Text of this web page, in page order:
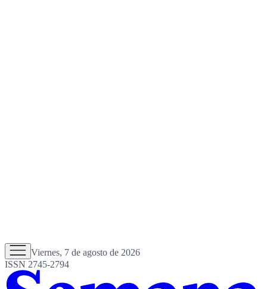
Viernes, 7 de agosto de 2026
ISSN 2745-2794